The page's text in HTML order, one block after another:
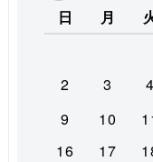
日
月
2
3 4
9
10
16
17